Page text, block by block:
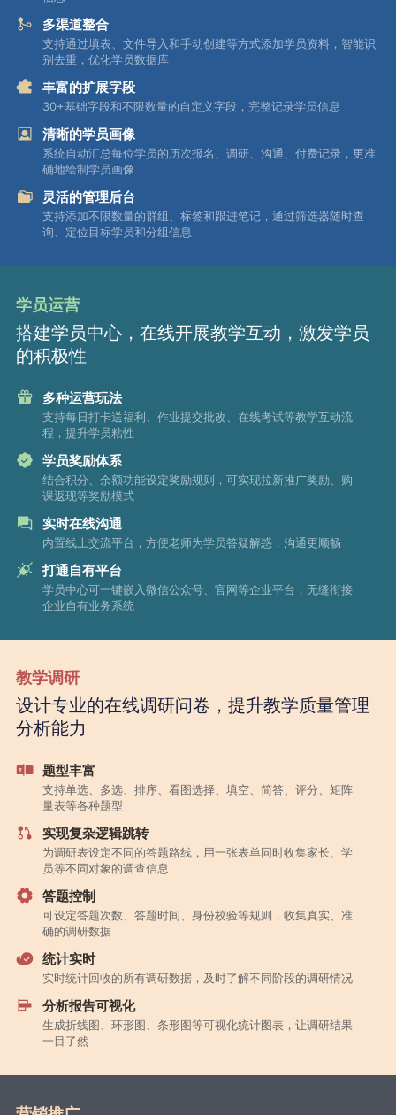
多渠道整合
支持通过填表、文件导入和手动创建等方式添加学员资料，智能识
别去重，优化学员数据库
丰富的扩展字段
30+基础字段和不限数量的自定义字段，完整记录学员信息
清晰的学员画像
系统自动汇总每位学员的历次报名、调研、沟通、付费记录，更准
确地绘制学员画像
灵活的管理后台
支持添加不限数量的群组、标签和跟进笔记，通过筛选器随时查
询、定位目标学员和分组信息
学员运营
搭建学员中心，在线开展教学互动，激发学员
的积极性
多种运营玩法
支持每日打卡送福利、作业提交批改、在线考试等教学互动流
程，提升学员粘性
学员奖励体系
结合积分、余额功能设定奖励规则，可实现拉新推广奖励、购
课返现等奖励模式
实时在线沟通
内置线上交流平台，方便老师为学员答疑解惑，沟通更顺畅
打通自有平台
学员中心可一键嵌入微信公众号、官网等企业平台，无缝衔接
企业自有业务系统
教学调研
设计专业的在线调研问卷，提升教学质量管理
分析能力
题型丰富
支持单选、多选、排序、看图选择、填空、简答、评分、矩阵
量表等各种题型
实现复杂逻辑跳转
为调研表设定不同的答题路线，用一张表单同时收集家长、学
员等不同对象的调查信息
答题控制
可设定答题次数、答题时间、身份校验等规则，收集真实、准
确的调研数据
统计实时
实时统计回收的所有调研数据，及时了解不同阶段的调研情况
分析报告可视化
生成折线图、环形图、条形图等可视化统计图表，让调研结果
一目了然